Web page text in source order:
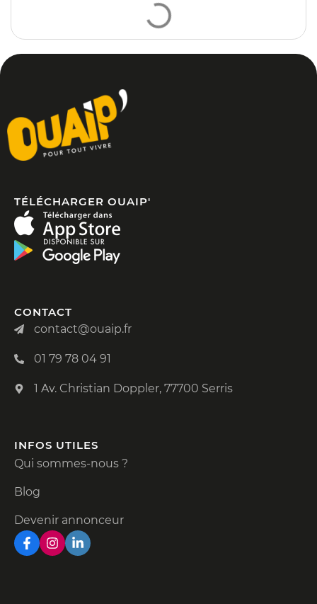
INFOS UTILES
Qui sommes-nous ?
Blog
Devenir annonceur
CONTACT
contact@ouaip.fr
01 79 78 04 91
1 Av. Christian Doppler, 77700 Serris
TÉLÉCHARGER OUAIP'